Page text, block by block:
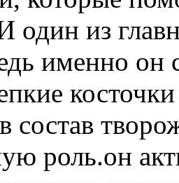
один из
именно он
состав
роль.он